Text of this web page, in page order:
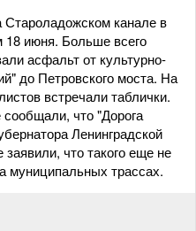
канале в
18 июня. Больше всего
асфальт от культурно-
до Петровского моста. На
встречали таблички.
что "Дорога
Ленинградской
что такого еще не
муниципальных трассах.